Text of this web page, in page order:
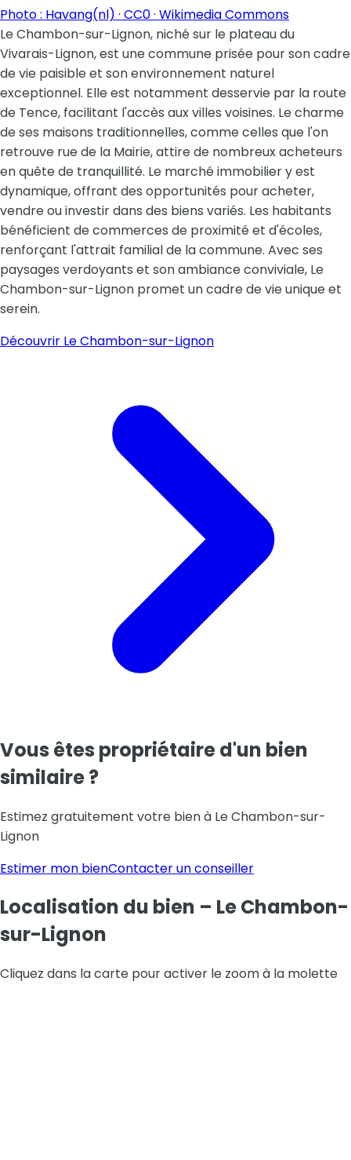
Photo : Havang(nl) · CC0 · Wikimedia Commons
Le Chambon-sur-Lignon, niché sur le plateau du
Vivarais-Lignon, est une commune prisée pour son cadre
de vie paisible et son environnement naturel
exceptionnel. Elle est notamment desservie par la route
de Tence, facilitant l'accès aux villes voisines. Le charme
de ses maisons traditionnelles, comme celles que l'on
retrouve rue de la Mairie, attire de nombreux acheteurs
en quête de tranquillité. Le marché immobilier y est
dynamique, offrant des opportunités pour acheter,
vendre ou investir dans des biens variés. Les habitants
bénéficient de commerces de proximité et d'écoles,
renforçant l'attrait familial de la commune. Avec ses
paysages verdoyants et son ambiance conviviale, Le
Chambon-sur-Lignon promet un cadre de vie unique et
serein.
Découvrir Le Chambon-sur-Lignon
Vous êtes propriétaire d'un bien
similaire ?
Estimez gratuitement votre bienà Le Chambon-sur-
Lignon
Estimer mon bienContacter un conseiller
Localisation du bien – Le Chambon-
sur-Lignon
+
Cliquez dans la carte pour activer le zoom à la molette